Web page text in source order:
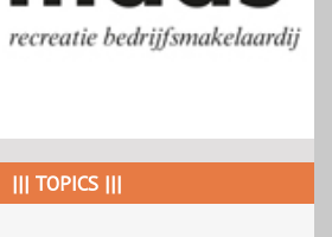
||| TOPICS |||